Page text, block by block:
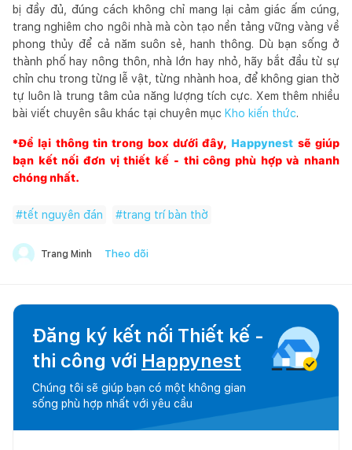
bị đầy đủ, đúng cách không chỉ mang lại cảm giác ấm cúng,
trang nghiêm cho ngôi nhà mà còn tạo nền tảng vững vàng về
phong thủy để cả năm suôn sẻ, hanh thông. Dù bạn sống ở
thành phố hay nông thôn, nhà lớn hay nhỏ, hãy bắt đầu từ sự
chỉn chu trong từng lễ vật, từng nhành hoa, để không gian thờ
tự luôn là trung tâm của năng lượng tích cực. Xem thêm nhiều
bài viết chuyên sâu khác tại chuyên mục Kho kiến thức.
*Để lại thông tin trong box dưới đây, Happynest sẽ giúp
bạn kết nối đơn vị thiết kế - thi công phù hợp và nhanh
chóng nhất.
#tết nguyên đán #trang trí bàn thờ
Trang Minh Theo dõi
Đăng ký kết nối Thiết kế -
thi công với Happynest
Chúng tôi sẽ giúp bạn có một không gian
sống phù hợp nhất với yêu cầu